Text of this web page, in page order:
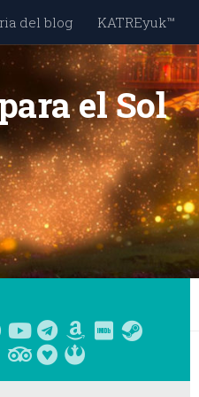
del blog KATREyuk™
el Sol